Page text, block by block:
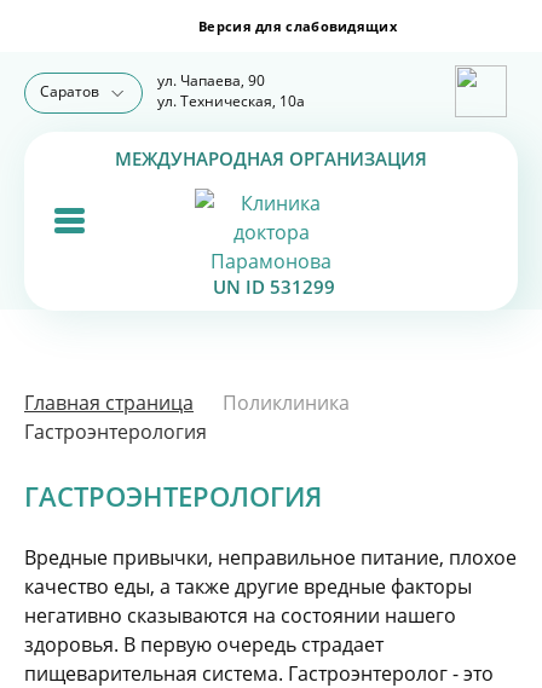
Саратов
ул. Чапаева, 90
ул. Техническая, 10а
МЕЖДУНАРОДНАЯ ОРГАНИЗАЦИЯ
UN ID 531299
Главная страница
Поликлиника
Гастроэнтерология
ГАСТРОЭНТЕРОЛОГИЯ
Вредные привычки, неправильное питание, плохое
качество еды, а также другие вредные факторы
негативно сказываются на состоянии нашего
здоровья. В первую очередь страдает
пищеварительная система. Гастроэнтеролог - это